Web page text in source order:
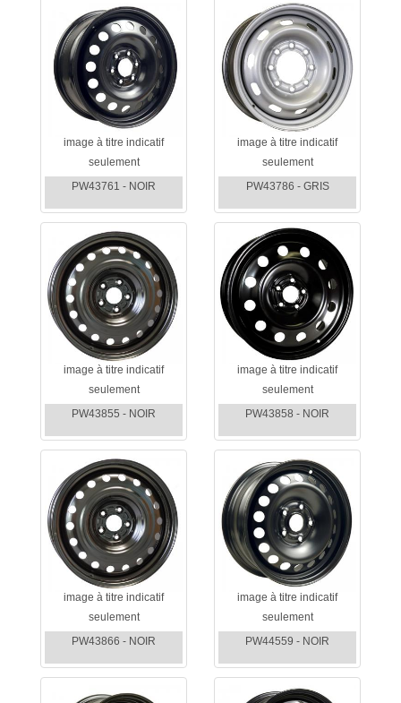
image à titre indicatif
seulement
PW43761 - NOIR
image à titre indicatif
seulement
PW43786 - GRIS
image à titre indicatif
seulement
PW43855 - NOIR
image à titre indicatif
seulement
PW43858 - NOIR
image à titre indicatif
seulement
PW43866 - NOIR
image à titre indicatif
seulement
PW44559 - NOIR